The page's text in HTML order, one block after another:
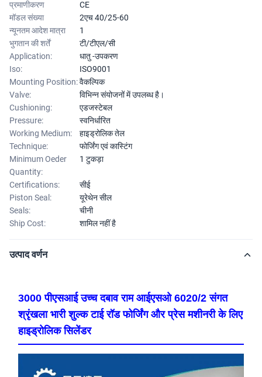
प्रमाणीकरण
CE
मॉडल संख्या
2एच 40/25-60
न्यूनतम आदेश मात्रा
1
भुगतान की शर्तें
टी/टीएल/सी
Application:
धातु -उपकरण
Iso:
ISO9001
Mounting Position:वैकल्पिक
Valve:
विभिन्न संयोजनों में उपलब्ध है।
Cushioning:
एडजस्टेबल
Pressure:
स्वनिर्धारित
Working Medium:
हाइड्रोलिक तेल
Technique:
फोर्जिंग एवं कास्टिंग
Minimum Oeder
Quantity:
1 टुकड़ा
Certifications:
सीई
Piston Seal:
यूरेथेन सील
Seals:
चीनी
Ship Cost:
शामिल नहीं है
उत्पाद वर्णन
3000 पीएसआई उच्च दबाव राम आईएसओ 6020/2 संगत
श्रृंखला भारी शुल्क टाई रॉड फोर्जिंग और प्रेस मशीनरी के लिए
हाइड्रोलिक सिलेंडर